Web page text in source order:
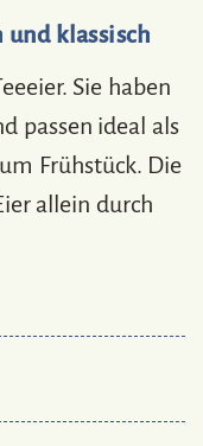
und klassisch
Sie haben
passen ideal als
Frühstück. Die
allein durch